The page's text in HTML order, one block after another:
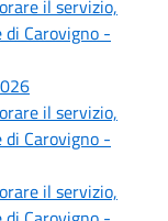
il servizio,
di Carovigno -
il servizio,
di Carovigno -
il servizio,